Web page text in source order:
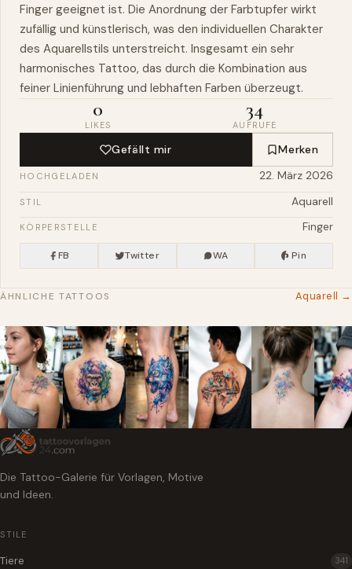
Finger geeignet ist. Die Anordnung der Farbtupfer wirkt
zufällig und künstlerisch, was den individuellen Charakter
des Aquarellstils unterstreicht. Insgesamt ein sehr
harmonisches Tattoo, das durch die Kombination aus
feiner Linienführung und lebhaften Farben überzeugt.
0
LIKES
34
AUFRUFE
Gefällt mir Merken
HOCHGELADEN 22. März 2026
STIL Aquarell
KÖRPERSTELLE Finger
FB Twitter WA Pin
ÄHNLICHE TATTOOS Aquarell →
Die Tattoo-Galerie für Vorlagen, Motive
und Ideen.
STILE
Tiere 341